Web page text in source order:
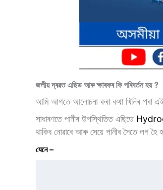
জলীয় দ্ৰৱত এছিড আৰু ক্ষাৰকৰ কি পৰিবৰ্তন হয়?
আমি আগতে আলোচনা কৰা কথা খিনিৰ পৰা
সাধাৰণতে পানীৰ উপস্থিতিত এছিডে
থাকিব নোৱাৰে আৰু সেয়ে পানীৰ সৈতে লগ হৈ
যেনে –